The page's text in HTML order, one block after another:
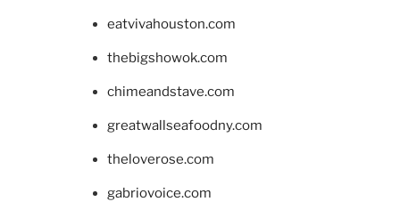
eatvivahouston.com
thebigshowok.com
chimeandstave.com
greatwallseafoodny.com
theloverose.com
gabriovoice.com